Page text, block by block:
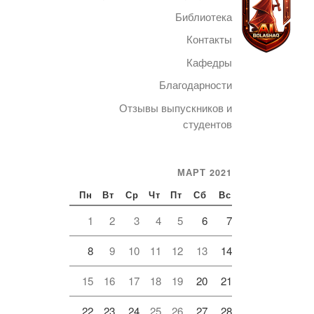
Библиотека
Контакты
Кафедры
Благодарности
Отзывы выпускников и
студентов
МАРТ 2021
Пн Вт Ср Чт Пт Сб Вс
1 2 3 4 5 6 7
8 9 10 11 12 13 14
15 16 17 18 19 20 21
22 23 24 25 26 27 28